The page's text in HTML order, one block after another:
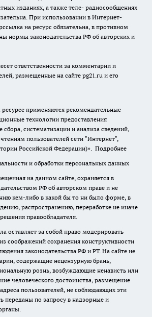
изданиях, а также теле- радиосообщениях
При использовании в Интернет-
на ресурс обязательна, в противном
нормы законодательства РФ об авторских и
ответственности за комментарии и
размещенные на сайте pg21.ru и его
применяются рекомендательные
технологии предоставления
систематизации и анализа сведений,
пользователей сети "Интернет",
Российской Федерации)». Подробнее
и обработки персональных данных
на данном сайте, охраняется в
РФ об авторском праве и не
кем-либо в какой бы то ни было форме, в
распространению, переработке не иначе
правообладателя.
оставляет за собой право модерировать
соображений сохранения конструктивности
законодательства РФ и РТ. На сайте не
содержащие нецензурную брань,
рознь, возбуждающие ненависть или
человеческого достоинства, размещение
пользователей, не соблюдающих эти
переданы по запросу в надзорные и